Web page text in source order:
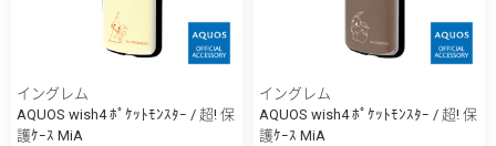
イングレム
AQUOS wish4 ﾎﾟｹｯﾄﾓﾝｽﾀｰ / 超! 保
護ｹｰｽ MiA
イングレム
AQUOS wish4 ﾎﾟｹｯﾄﾓﾝｽﾀｰ / 超! 保
護ｹｰｽ MiA